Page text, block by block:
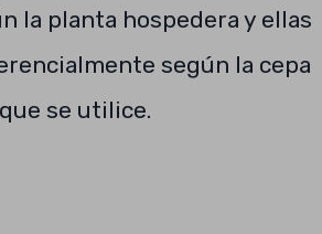
la planta hospedera y ellas
según la cepa
que se utilice.